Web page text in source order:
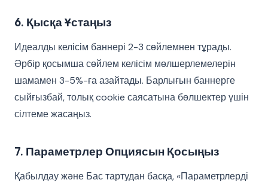
6. Қысқа Ұстаңыз
Идеалды келісім баннері 2-3 сөйлемнен тұрады.
Әрбір қосымша сөйлем келісім мөлшерлемелерін
шамамен 3-5%-ға азайтады. Барлығын баннерге
сыйғызбай, толық cookie саясатына бөлшектер үшін
сілтеме жасаңыз.
7. Параметрлер Опциясын Қосыңыз
Қабылдау және Бас тартудан басқа, «Параметрлерді